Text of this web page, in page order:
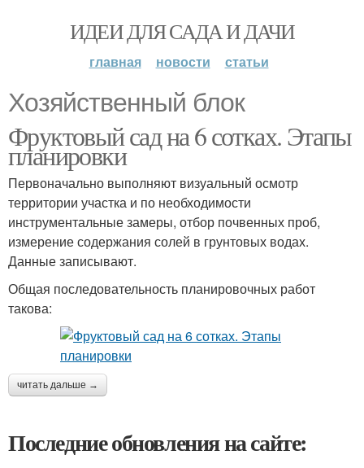
ИДЕИ ДЛЯ САДА И ДАЧИ
главная новости статьи
Хозяйственный блок
Фруктовый сад на 6 сотках. Этапы
планировки
Первоначально выполняют визуальный осмотр
территории участка и по необходимости
инструментальные замеры, отбор почвенных проб,
измерение содержания солей в грунтовых водах.
Данные записывают.
Общая последовательность планировочных работ
такова:
читать дальше →
Последние обновления на сайте: